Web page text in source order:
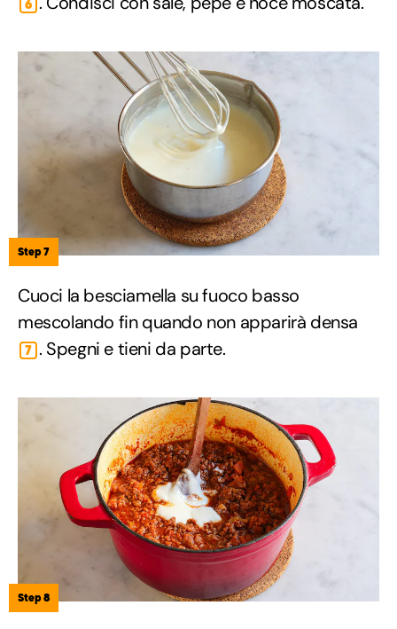
6
Step 7
Cuoci la besciamella su fuoco basso
mescolando fin quando non apparirà densa
7 . Spegni e tieni da parte.
Step 8